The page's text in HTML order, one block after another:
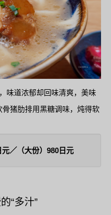
味道浓郁却回味清爽，美味
猪肋排用黑糖调味，炖得软
／（大份）980日元
“多汁”